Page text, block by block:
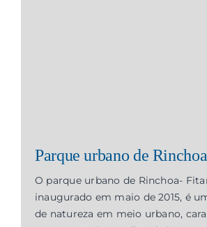
Parque urbano de
O parque urbano de Rinchoa-
inaugurado em maio de 2015, é
de natureza em meio urbano,